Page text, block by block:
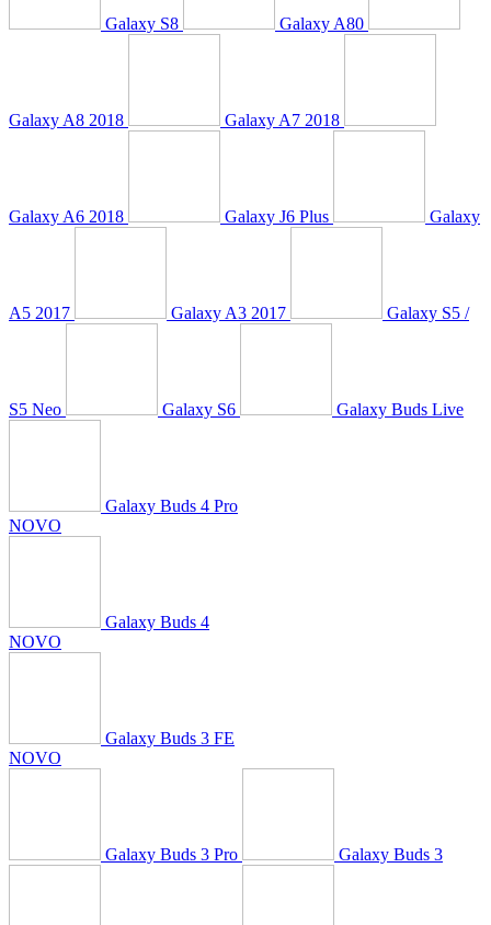
Galaxy S8 Galaxy A80
Galaxy A8 2018 Galaxy A7 2018
Galaxy A6 2018 Galaxy J6 Plus Galaxy
A5 2017 Galaxy A3 2017 Galaxy S5 /
S5 Neo Galaxy S6 Galaxy Buds Live
Galaxy Buds 4 Pro
NOVO
Galaxy Buds 4
NOVO
Galaxy Buds 3 FE
NOVO
Galaxy Buds 3 Pro Galaxy Buds 3